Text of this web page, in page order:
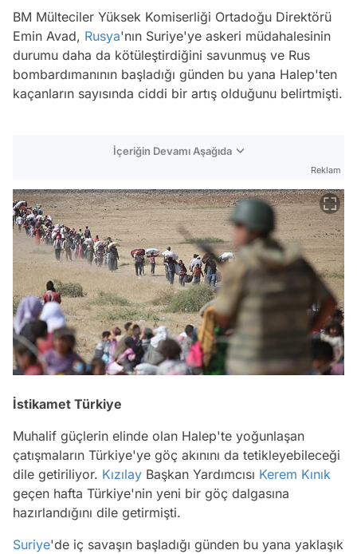
BM Mülteciler Yüksek Komiserliği Ortadoğu Direktörü
Emin Avad, Rusya'nın Suriye'ye askeri müdahalesinin
durumu daha da kötüleştirdiğini savunmuş ve Rus
bombardımanının başladığı günden bu yana Halep'ten
kaçanların sayısında ciddi bir artış olduğunu belirtmişti.
İçeriğin Devamı Aşağıda
Reklam
İstikamet Türkiye
Muhalif güçlerin elinde olan Halep'te yoğunlaşan
çatışmaların Türkiye'ye göç akınını da tetikleyebileceği
dile getiriliyor. Kızılay Başkan Yardımcısı Kerem Kınık
geçen hafta Türkiye'nin yeni bir göç dalgasına
hazırlandığını dile getirmişti.
Suriye'de iç savaşın başladığı günden bu yana yaklaşık